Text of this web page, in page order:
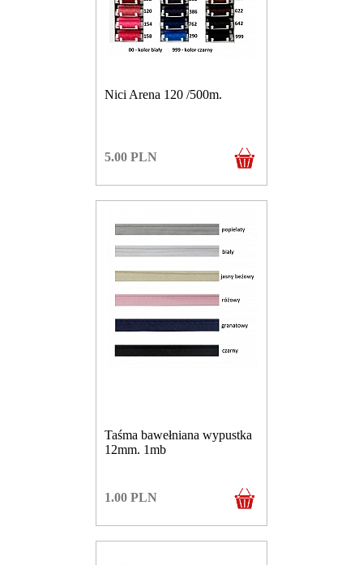
Nici Arena 120 /500m.
5.00 PLN
Taśma bawełniana wypustka
12mm. 1mb
1.00 PLN